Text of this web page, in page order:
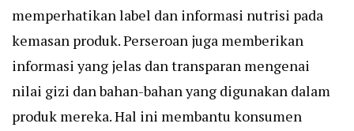
memperhatikan label dan informasi nutrisi pada
kemasan produk. Perseroan juga memberikan
informasi yang jelas dan transparan mengenai
nilai gizi dan bahan-bahan yang digunakan dalam
produk mereka. Hal ini membantu konsumen